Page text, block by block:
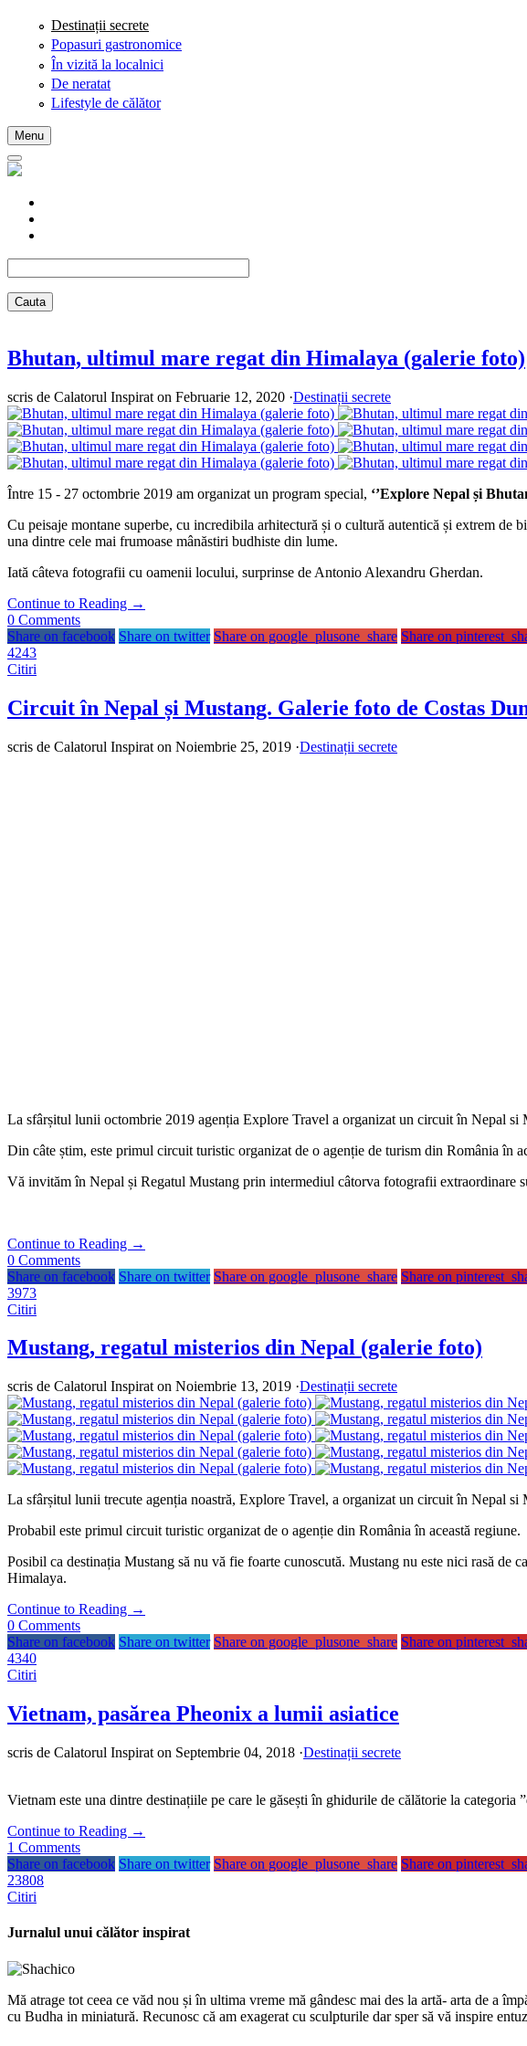
Skip to main content
Destinații secrete
Popasuri gastronomice
În vizită la localnici
De neratat
Lifestyle de călător
Menu
Bhutan, ultimul mare regat din Himalaya (galerie foto)
scris de Calatorul Inspirat on Februarie 12, 2020 ·Destinații secrete
Între 15 - 27 octombrie 2019 am organizat un program special, ‘’Explore Nepal și
Cu peisaje montane superbe, cu incredibila arhitectură și o cultură autentică și extrem
una dintre cele mai frumoase mânăstiri budhiste din lume.
Iată câteva fotografii cu oamenii locului, surprinse de Antonio Alexandru Gherdan.
Continue to Reading →
0 Comments
Share on facebook Share on twitter Share on google_plusone_share Share on
4243
Citiri
Circuit în Nepal și Mustang. Galerie foto de Costas
scris de Calatorul Inspirat on Noiembrie 25, 2019 ·Destinații secrete
La sfârșitul lunii octombrie 2019 agenția Explore Travel a organizat un circuit în Nepal
Din câte știm, este primul circuit turistic organizat de o agenție de turism din România în
Vă invităm în Nepal și Regatul Mustang prin intermediul câtorva fotografii extraordinare
Continue to Reading →
0 Comments
Share on facebook Share on twitter Share on google_plusone_share Share on
3973
Citiri
Mustang, regatul misterios din Nepal (galerie foto)
scris de Calatorul Inspirat on Noiembrie 13, 2019 ·Destinații secrete
La sfârșitul lunii trecute agenția noastră, Explore Travel, a organizat un circuit în Nepal
Probabil este primul circuit turistic organizat de o agenție din România în această regiune.
Posibil ca destinația Mustang să nu vă fie foarte cunoscută. Mustang nu este nici rasă
Himalaya.
Continue to Reading →
0 Comments
Share on facebook Share on twitter Share on google_plusone_share Share on
4340
Citiri
Vietnam, pasărea Pheonix a lumii asiatice
scris de Calatorul Inspirat on Septembrie 04, 2018 ·Destinații secrete
Vietnam este una dintre destinațiile pe care le găsești în ghidurile de călătorie la
Continue to Reading →
1 Comments
Share on facebook Share on twitter Share on google_plusone_share Share on
23808
Citiri
Jurnalul unui călător inspirat
Mă atrage tot ceea ce văd nou și în ultima vreme mă gândesc mai des la artă- arta de a
cu Budha in miniatură. Recunosc că am exagerat cu sculpturile dar sper să vă inspire